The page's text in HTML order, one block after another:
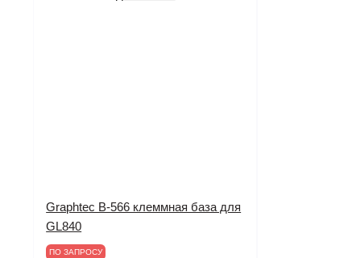
Graphtec B-566 клеммная база для
GL840
ПО ЗАПРОСУ